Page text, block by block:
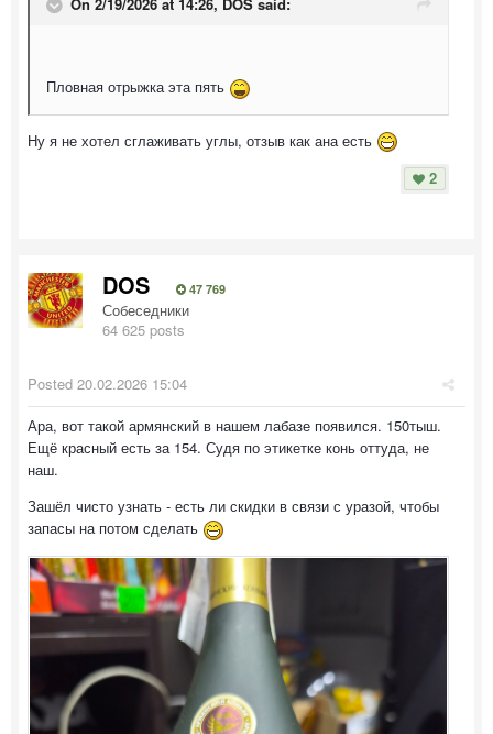
Пловная отрыжка эта пять
Ну я не хотел сглаживать углы, отзыв как ана есть
2
DOS 47 769
Собеседники
64 625 posts
Posted 20.02.2026 15:04
Ара, вот такой армянский в нашем лабазе появился. 150тыш.
Ещё красный есть за 154. Судя по этикетке конь оттуда, не
наш.
Зашёл чисто узнать - есть ли скидки в связи с уразой, чтобы
запасы на потом сделать